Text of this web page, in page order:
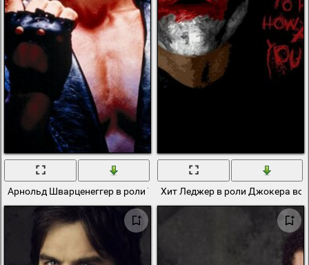
Арнольд Шварценеггер в роли ТерминатораХит Леджер в роли Джокера